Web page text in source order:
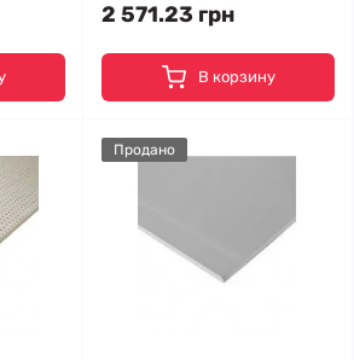
2 571.23 грн
В корзину
Продано